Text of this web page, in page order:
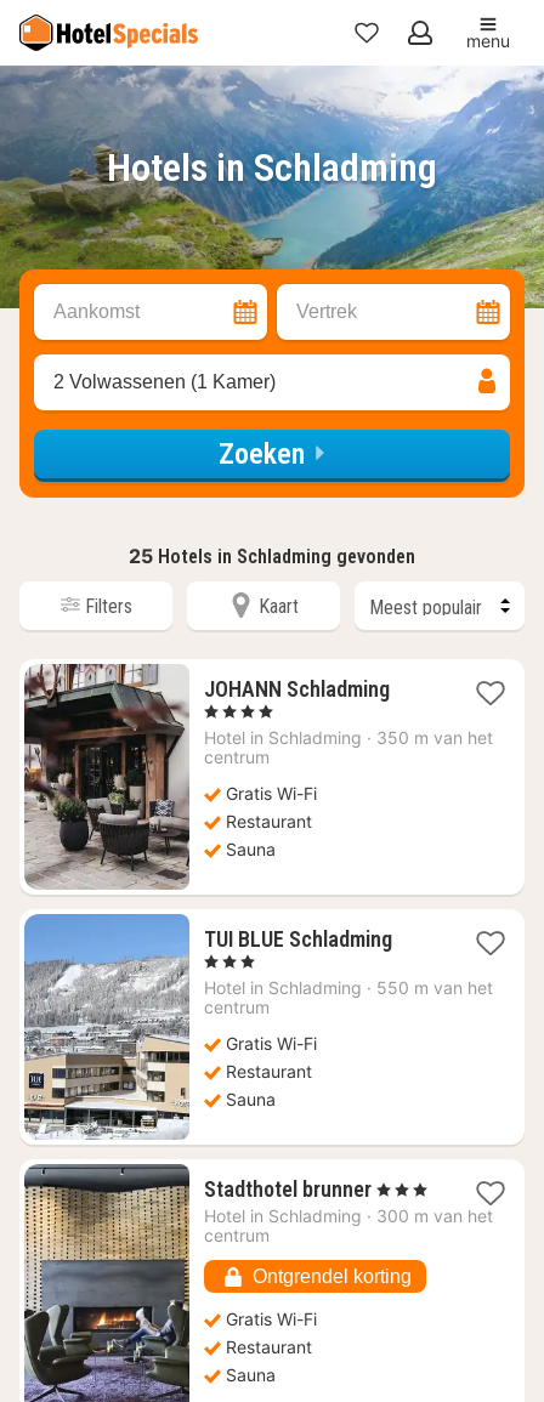
Mijn
favorieten
menu
Hotels in Schladming
Aankomst Vertrek
2 Volwassenen (1 Kamer)
Zoeken
25 Hotels in Schladming gevonden
Filters Kaart
JOHANN Schladming1
vanaf
, 4 Sterren
Hotel in Schladming · 350 m van het
centrum
Gratis Wi-Fi
Restaurant
Sauna
TUI BLUE Schladming1
vanaf
, 3 Sterren
Hotel in Schladming · 550 m van het
centrum
Gratis Wi-Fi
Restaurant
Sauna
Stadthotel brunner1
nacht
192,57
, 3 Sterren
Hotel in Schladming · 300 m van het
centrum
Ontgrendel korting
Gratis Wi-Fi
Restaurant
Sauna